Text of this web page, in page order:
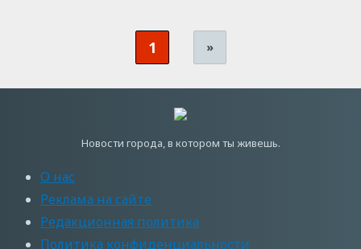
1 »
Новости города, в котором ты живешь.
О нас
Реклама на сайте
Редакционная политика
Политика конфиденциальности